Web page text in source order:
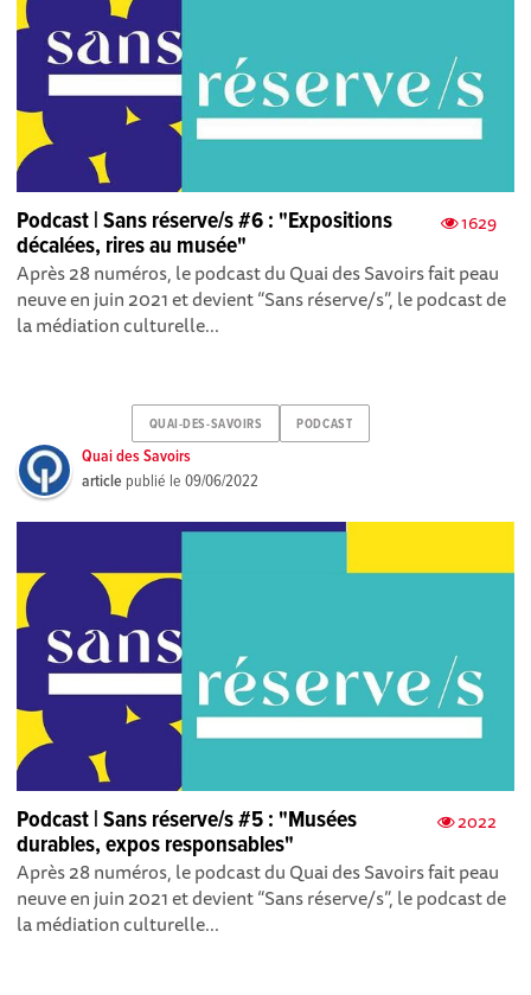
1629
Podcast | Sans réserve/s #6 : "Expositions
décalées, rires au musée"
Après 28 numéros , le podcast du Quai des Savoirs fait peau
neuve en juin 2021 et devient “Sans réserve/s”, le podcast de
la médiation culturelle...
QUAI-DES-SAVOIRS PODCAST
Quai des Savoirs
article publié le09/06/2022
2022
Podcast | Sans réserve/s #5 : "Musées
durables, expos responsables"
Après 28 numéros , le podcast du Quai des Savoirs fait peau
neuve en juin 2021 et devient “Sans réserve/s”, le podcast de
la médiation culturelle...